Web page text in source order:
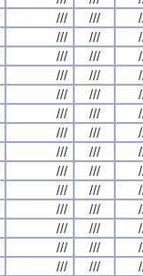
/// ///
/// ///
/// ///
/// ///
/// ///
/// ///
/// ///
/// ///
/// ///
/// ///
/// ///
/// ///
/// ///
/// ///